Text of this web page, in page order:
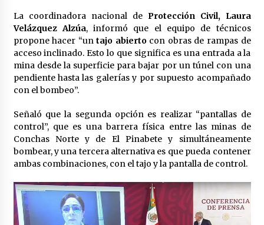
Trump anuncia acuerdo con Irán y el fin de
operaciones militares entre ambos países
2 meses atrás
Trump asegura que barcos cargados de
México libraría posible arancel de EE.UU. en
85% de sus exportaciones
2 meses atrás
La coordinadora nacional de Protección Civil, Laura
Velázquez Alzúa, informó que el equipo de técnicos
propone hacer “untajo abiertocon obras de rampas de
acceso inclinado. Esto lo que significa es una entrada a la
mina desde la superficie para bajar por un túnel con una
pendiente hasta las galerías y por supuesto acompañado
con el bombeo”.
Señaló que la segunda opción es realizar “pantallas de
control”, que es una barrera física entre las minas de
Conchas Norte y de El Pinabete y simultáneamente
bombear, y una tercera alternativa es que pueda contener
ambas combinaciones, con el tajo y la pantalla de control.